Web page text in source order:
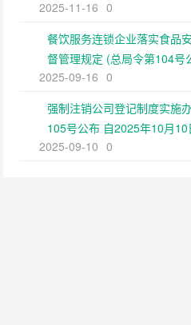
二次修正）
2025-11-16 0
餐饮服务连锁企业落实食品
督管理规定 (总局令第104号
2025-09-16 0
强制注销公司登记制度实施
105号公布 自2025年10月10
2025-09-10 0